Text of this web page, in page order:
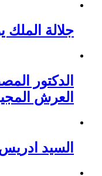
جلالة
الدكتور
العرش
السيد